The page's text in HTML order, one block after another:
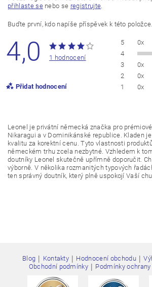
přihlaste senebo se registrujte
Buďte první, kdo napíše příspěvek k této položce.
4,0 1 hodnocení
Přidat hodnocení
5
0x
4
3
0x
2
0x
1
0x
Leonel je privátní německá značka pro
Nikaragui a v Dominikánské republice. Kladen
kvalitu za korektní cenu. Tyto vlastnosti
německém trhu zcela nezbytné. Vzhledem k
doutníky Leonel skutečně upřímně doporučit.
výborně. V několika rozmanitých typových
ten správný doutník, který plně uspokojí Vaší
Blog | Kontakty | Hodnocení obchodu |
Obchodní podmínky | Podmínky